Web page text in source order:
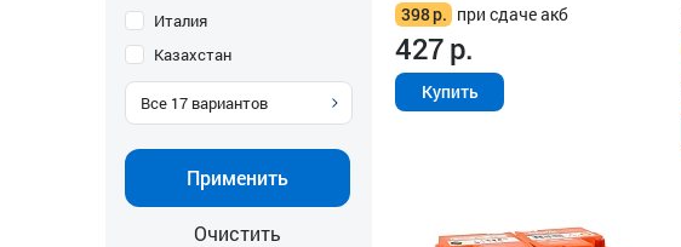
Италия
Казахстан
Все 17 вариантов
Применить
Очистить
398р. при сдаче акб
427р.
Купить